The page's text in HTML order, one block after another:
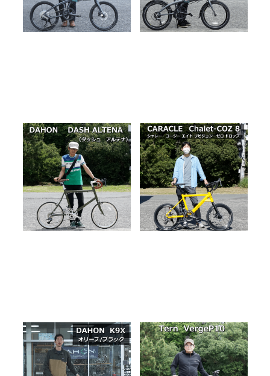
DAHON DASH ALTENA【ダ
ッシュ アルテナ】納車しまし
た。在庫あとわずかです！！
2025.05.22
BLOG 納車
カラクル Chalet-COZ 8
rev.0 DROP 当店の第
１号 を納車しました！
2025.05.22
BLOG 納車
DAHON K9X【ダホン ケーナ
インクロス】を納車しました！
2025.05.17
キャンプ仕様の
VergeP10 オプションパー
ツ満載で納車しました
2025.05.13